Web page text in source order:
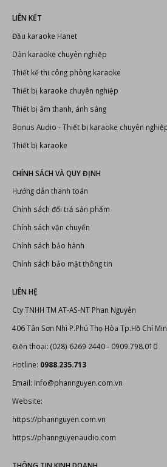
Các định dạng âm thanh phổ biến
Professional Audio Systems
LIÊN KẾT
Đầu karaoke Hanet
Dàn karaoke chuyên nghiệp
Thiết kế thi công phòng karaoke
Thiết bị karaoke chuyên nghiệp
Thiết bị âm thanh, ánh sáng
Bonus Audio- Thiết bị karaoke chuyên nghiệp
Thiết bị karaoke
CHÍNH SÁCH VÀ QUY ĐỊNH
Hướng dẫn thanh toán
Chính sách đổi trả sản phẩm
Chính sách vận chuyển
Chính sách bảo hành
Chính sách bảo mật thông tin
LIÊN HỆ
Cty TNHH TM AT-AS-NT Phan Nguyễn
406 Tân Sơn Nhì P.Phú Thọ Hòa Tp.Hồ Chí Minh
Điện thoại: (028) 6269 2440 - 0909.798.010
Hotline:0988.235.713
Email: info@phannguyen.com.vn